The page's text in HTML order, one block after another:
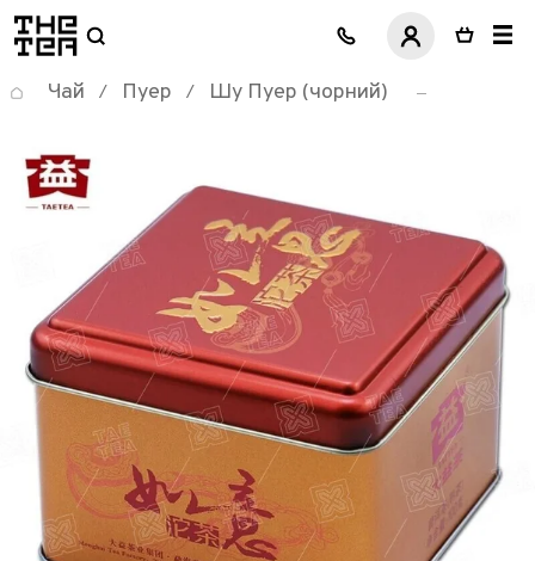
логотип
Чай / Пуер / Шу Пуер (чорний)